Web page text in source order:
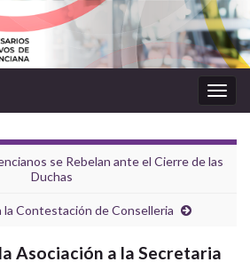
la
se Rebelan ante el Cierre de las
Duchas
la Contestación de Conselleria
Asociación a la Secretaria